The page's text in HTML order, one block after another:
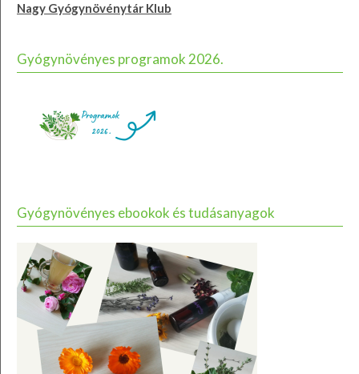
Nagy Gyógynövénytár Klub
Gyógynövényes programok 2026.
Gyógynövényes ebookok és tudásanyagok